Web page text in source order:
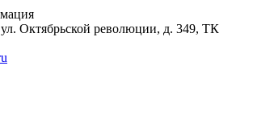
Октябрьской революции, д. 349, ТК